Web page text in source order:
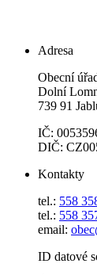
Adresa
Obecní
Dolní
739 91
IČ:
DIČ:
Kontakty
tel.: 558
tel.: 558
email:
ID datové